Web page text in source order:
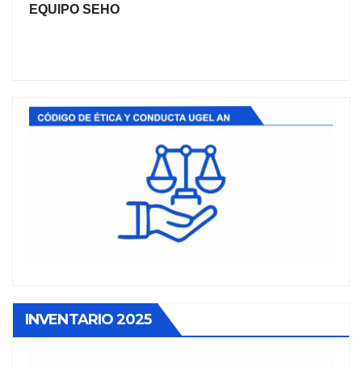
EQUIPO SEHO
INVENTARIO 2025